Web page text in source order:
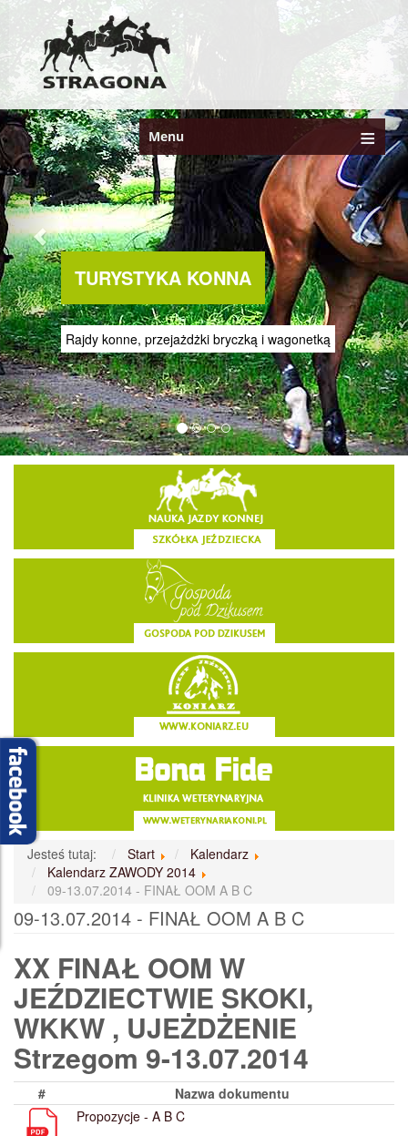
Menu
TURYSTYKA KONNA
Rajdy konne, przejażdżki bryczką i wagonetką
Jesteś tutaj: Start
Kalendarz
Kalendarz ZAWODY 2014
09-13.07.2014 - FINAŁ OOM A B C
09-13.07.2014 - FINAŁ OOM A B C
XX FINAŁ OOM W
JEŹDZIECTWIE SKOKI,
WKKW , UJEŻDŻENIE
Strzegom 9-13.07.2014
#
Nazwa dokumentu
Propozycje - A B C